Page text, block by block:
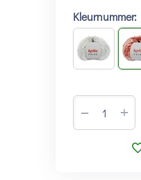
Kleurnummer:
+
−